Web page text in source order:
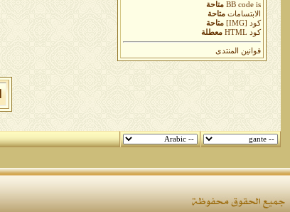
BB codeis
متاحة
الابتسامات متاحة
كود [IMG]
متاحة
كود HTML
معطلة
قوانين المنتدى